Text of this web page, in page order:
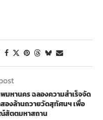
มหานคร ฉลองความสำเร็จจัด
องล้านถวายวัดสุทัศนฯ เพื่อ
สัตตมหาสถาน